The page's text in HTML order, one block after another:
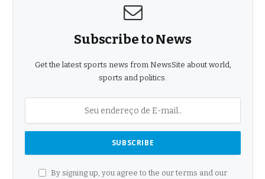
Subscribe to News
Get the latest sports news from NewsSite about world,
sports and politics.
By signing up, you agree to the our terms and our